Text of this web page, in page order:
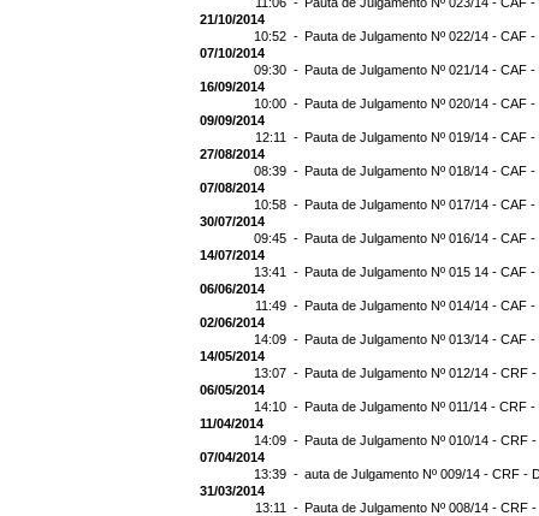
21/10/2014
10:52 - Pauta de Julgamento Nº 022/14 - CAF
07/10/2014
09:30 - Pauta de Julgamento Nº 021/14 - CAF
16/09/2014
10:00 - Pauta de Julgamento Nº 020/14 - CAF
09/09/2014
12:11 - Pauta de Julgamento Nº 019/14 - CAF
27/08/2014
08:39 - Pauta de Julgamento Nº 018/14 - CAF
07/08/2014
10:58 - Pauta de Julgamento Nº 017/14 - CAF -
30/07/2014
09:45 - Pauta de Julgamento Nº 016/14 - CAF
14/07/2014
13:41 - Pauta de Julgamento Nº 015 14 - CAF
06/06/2014
11:49 - Pauta de Julgamento Nº 014/14 - CAF -
02/06/2014
14:09 - Pauta de Julgamento Nº 013/14 - CAF
14/05/2014
13:07 - Pauta de Julgamento Nº 012/14 - CRF
06/05/2014
14:10 - Pauta de Julgamento Nº 011/14 - CRF
11/04/2014
14:09 - Pauta de Julgamento Nº 010/14 - CRF
07/04/2014
13:39 - auta de Julgamento Nº 009/14 - CRF -
31/03/2014
13:11 - Pauta de Julgamento Nº 008/14 - CRF